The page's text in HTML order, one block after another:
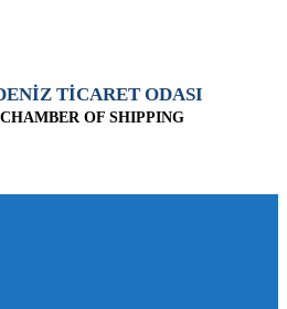
TİCARET ODASI
OF SHIPPING